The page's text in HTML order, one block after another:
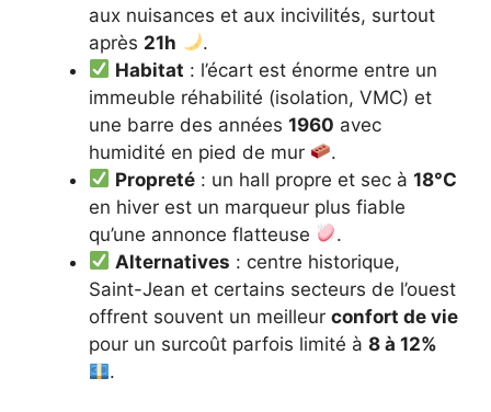
aux nuisances et aux incivilités, surtout
après 21h
.
Habitat : l’écart est énorme entre un
immeuble réhabilité (isolation, VMC) et
une barre des années 1960 avec
humidité en pied de mur
.
Propreté : un hall propre et sec à18°C
en hiver est un marqueur plus fiable
qu’une annonce flatteuse
.
Alternatives : centre historique,
Saint-Jean et certains secteurs de l’ouest
offrent souvent un meilleur confort de vie
pour un surcoût parfois limité à 8 à 12%
.